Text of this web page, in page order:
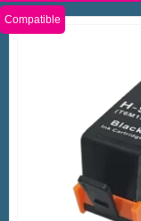
Compatible